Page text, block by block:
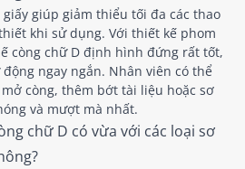
giúp giảm thiểu tối đa các thao
khi sử dụng. Với thiết kế phom
còng chữ D định hình đứng rất tốt,
ngay ngắn. Nhân viên có thể
còng, thêm bớt tài liệu hoặc sơ
và mượt mà nhất.
chữ D có vừa với các loại sơ